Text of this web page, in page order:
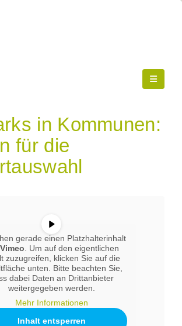
in Kommunen:
für die
gerade einen Platzhalterinhalt
Vimeo . Um auf den eigentlichen
zuzugreifen, klicken Sie auf die
unten. Bitte beachten Sie,
dabei Daten an Drittanbieter
weitergegeben werden.
Mehr Informationen
Inhalt entsperren